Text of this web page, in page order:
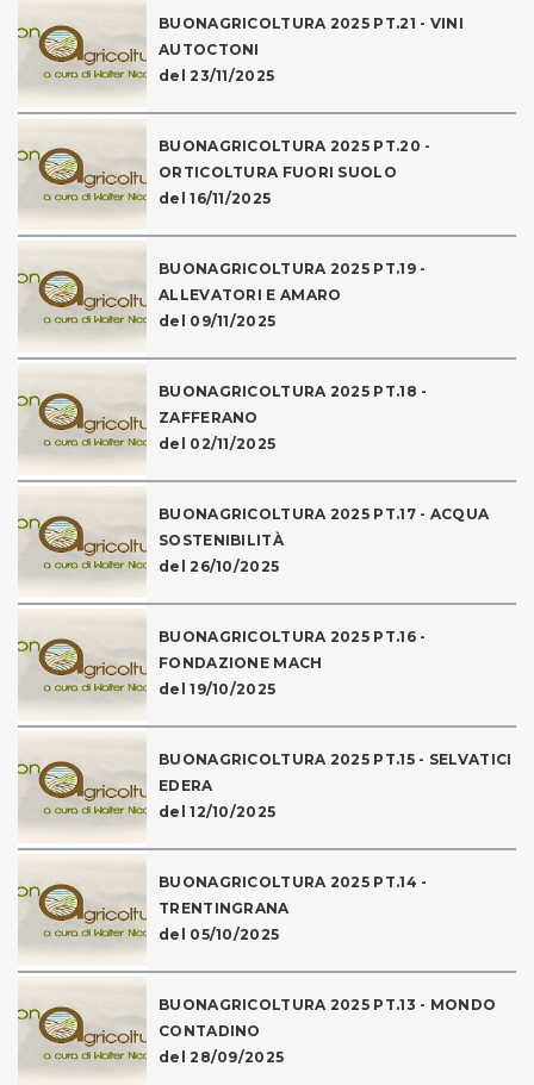
BUONAGRICOLTURA 2025 PT.21 - VINI
AUTOCTONI
del 23/11/2025
BUONAGRICOLTURA 2025 PT.20 -
ORTICOLTURA FUORI SUOLO
del 16/11/2025
BUONAGRICOLTURA 2025 PT.19 -
ALLEVATORI E AMARO
del 09/11/2025
BUONAGRICOLTURA 2025 PT.18 -
ZAFFERANO
del 02/11/2025
BUONAGRICOLTURA 2025 PT.17 - ACQUA
SOSTENIBILITÀ
del 26/10/2025
BUONAGRICOLTURA 2025 PT.16 -
FONDAZIONE MACH
del 19/10/2025
BUONAGRICOLTURA 2025 PT.15 - SELVATICI
EDERA
del 12/10/2025
BUONAGRICOLTURA 2025 PT.14 -
TRENTINGRANA
del 05/10/2025
BUONAGRICOLTURA 2025 PT.13 - MONDO
CONTADINO
del 28/09/2025